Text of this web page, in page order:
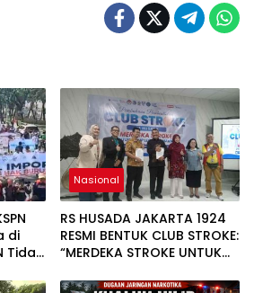
di
Tidak
Nasional
RS HUSADA JAKARTA 1924
RESMI BENTUK CLUB STROKE:
“MERDEKA STROKE UNTUK